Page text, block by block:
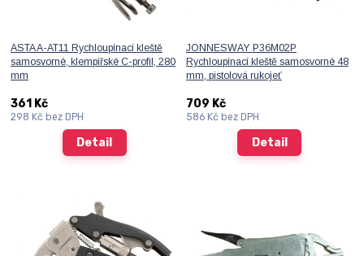
ASTA A-AT11 Rychloupínací kleště
samosvorné, klempířské C-profil, 280
mm
361 Kč
298 Kč bez DPH
Detail
JONNESWAY P36M02P
Rychloupínací kleště samosvorné 48
mm, pistolová rukojeť
709 Kč
586 Kč bez DPH
Detail